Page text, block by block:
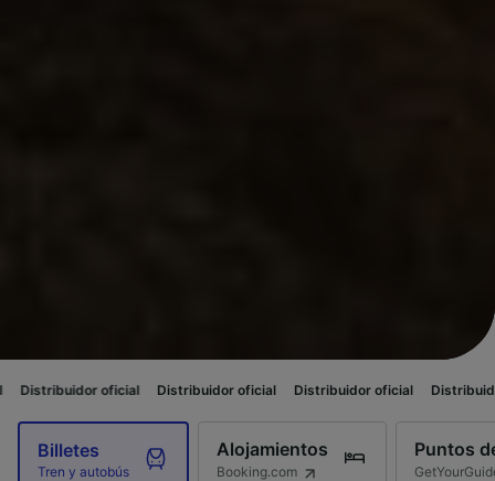
oficial Distribuidor oficial Distribuidor oficial Distribuidor oficial
Billetes
Tren y autobús
Alojamientos
Booking.com
Puntos